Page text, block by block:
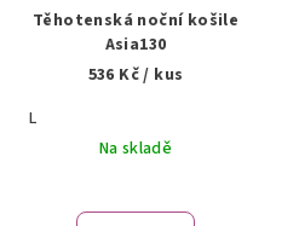
Těhotenská noční košile
Asia130
536 Kč/ kus
L
Na skladě